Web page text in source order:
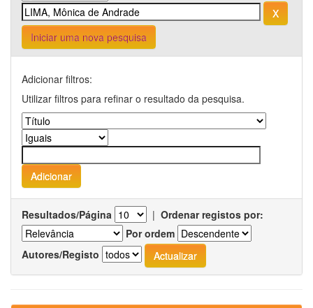
Iniciar uma nova pesquisa
Adicionar filtros:
Utilizar filtros para refinar o resultado da pesquisa.
Resultados/Página | Ordenar registos por:
Por ordem
Autores/Registo